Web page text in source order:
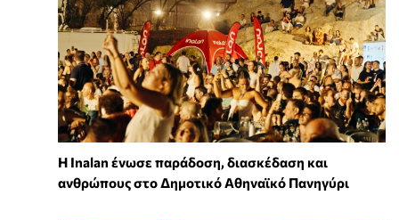
Η Inalan ένωσε παράδοση, διασκέδαση και
ανθρώπους στο Δημοτικό Αθηναϊκό Πανηγύρι